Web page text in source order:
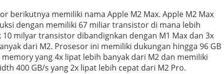
berikutnya memiliki nama Apple M2 Max. Apple M2 Max
dengan memiliki 67 miliar transistor di mana lebih
10 milyar transistor dibandignkan dengan M1 Max dan 3x
dari M2. Prosesor ini memiliki dukungan hingga 96 GB
yang 4x lipat lebih banyak dari M2 dan memiliki
400 GB/s yang 2x lipat lebih cepat dari M2 Pro.